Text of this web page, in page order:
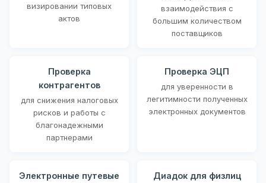
визировании типовых
актов
взаимодействия с
большим количеством
поставщиков
Проверка
контрагентов
для снижения налоговых
рисков и работы с
благонадежными
партнерами
Проверка ЭЦП
для уверенности в
легитимности полученных
электронных документов
Электронные путевые
Диадок для физлиц